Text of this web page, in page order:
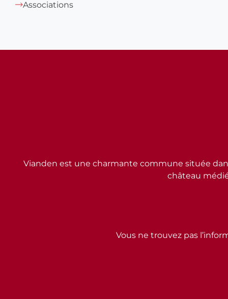
Associations
Vous ne trouvez pas
Vianden est une charmante commune située
château